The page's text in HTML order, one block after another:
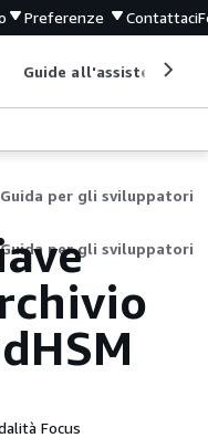
Preferenze Contattaci
Guide all'assistenza
Guida per gli sviluppatori
Guida per gli sviluppatori
Focus